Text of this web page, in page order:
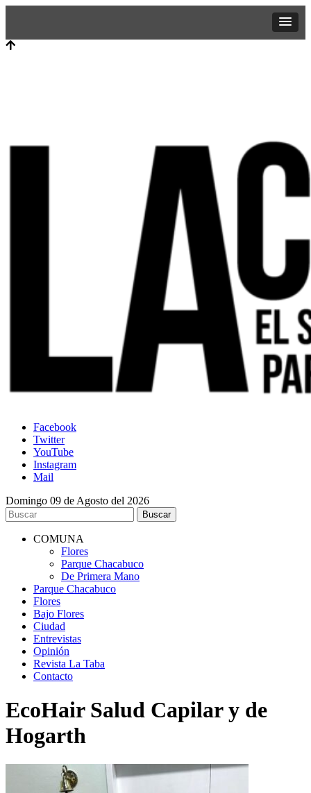
Facebook
Twitter
YouTube
Instagram
Mail
Domingo 09 de Agosto del 2026
COMUNA
Flores
Parque Chacabuco
De Primera Mano
Parque Chacabuco
Flores
Bajo Flores
Ciudad
Entrevistas
Opinión
Revista La Taba
Contacto
EcoHair Salud Capilar y de
Hogarth